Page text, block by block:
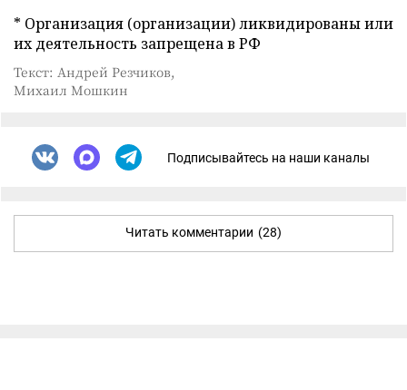
* Организация (организации) ликвидированы или
их деятельность запрещена в РФ
Текст: Андрей Резчиков,
Михаил Мошкин
Подписывайтесь на наши каналы
Читать комментарии (28)